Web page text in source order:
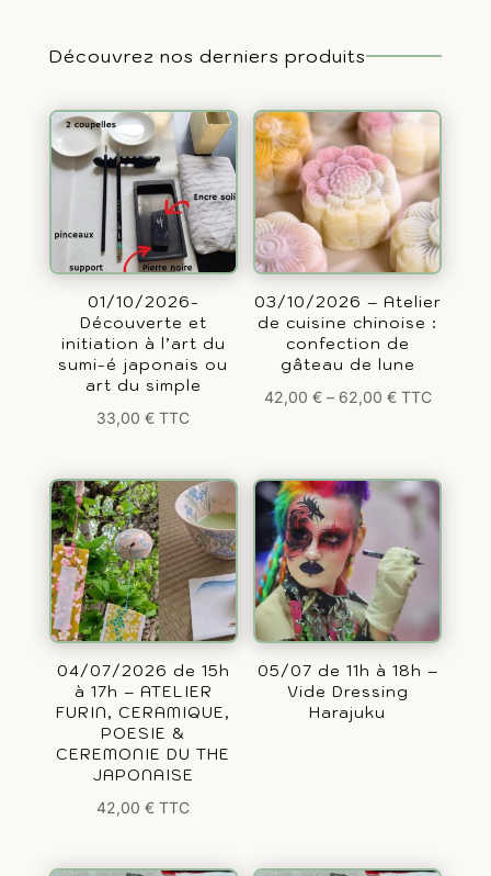
Découvrez nos derniers produits
01/10/2026-
Découverte et
initiation à l’art du
sumi-é japonais ou
art du simple
33,00€ TTC
03/10/2026 – Atelier
de cuisine chinoise :
confection de
gâteau de lune
42,00 €– 62,00 € TTC
04/07/2026 de 15h
à 17h – ATELIER
FURIN, CERAMIQUE,
POESIE &
CEREMONIE DU THE
JAPONAISE
42,00€ TTC
05/07 de 11h à 18h –
Vide Dressing
Harajuku